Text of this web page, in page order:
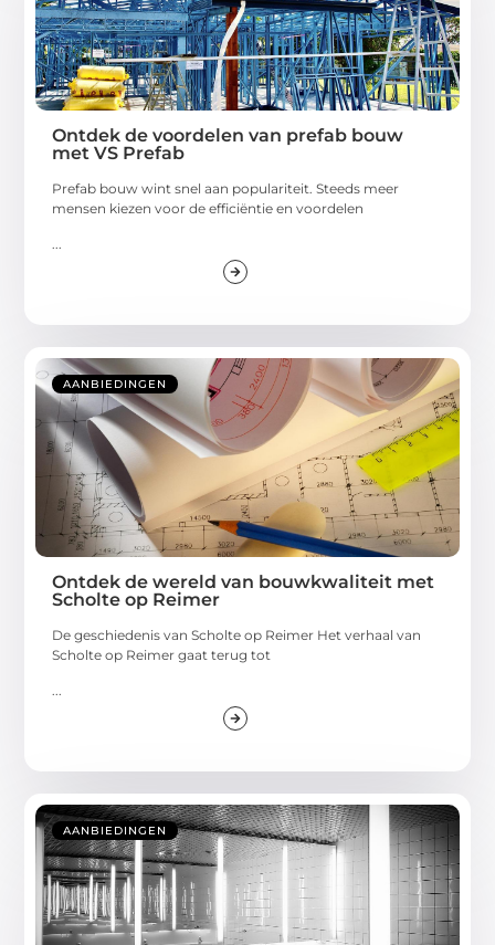
Ontdek de voordelen van prefab bouw
met VS Prefab
Prefab bouw wint snel aan populariteit. Steeds meer
mensen kiezen voor de efficiëntie en voordelen
...
AANBIEDINGEN
Ontdek de wereld van bouwkwaliteit met
Scholte op Reimer
De geschiedenis van Scholte op Reimer Het verhaal van
Scholte op Reimer gaat terug tot
...
AANBIEDINGEN